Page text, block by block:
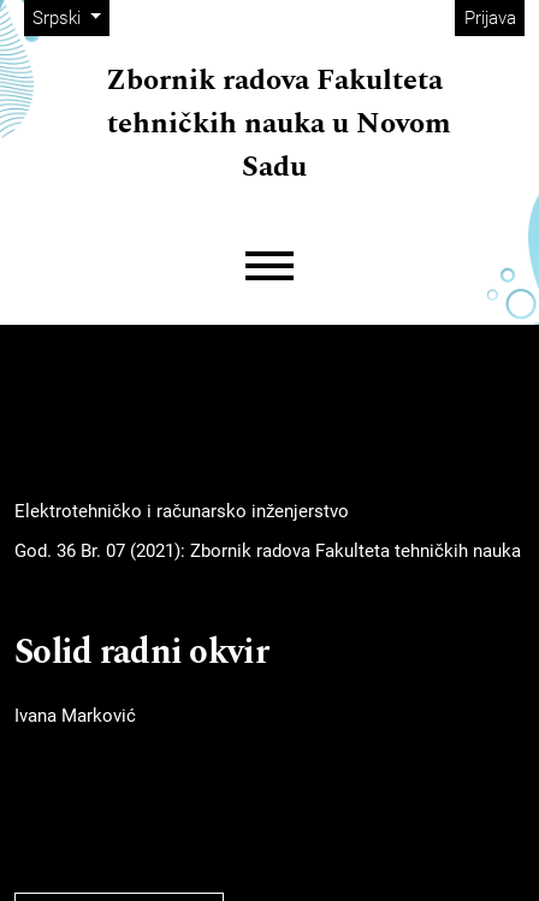
##navigation.skip.nav##
##navigation.skip.main##
##navigation.skip.footer##
##plugins.themes.immersion.language.toggle##
Srpski Prijava
Zbornik radova Fakulteta
tehničkih nauka u Novom
Sadu
Elektrotehničko i računarsko inženjerstvo
God. 36 Br. 07 (2021): Zbornik radova Fakulteta tehničkih nauka
Solid radni okvir
Ivana Marković